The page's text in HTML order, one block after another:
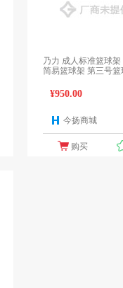
乃力 成人标准篮球
简易篮球架 第三号篮
¥950.00
今扬商城
购买